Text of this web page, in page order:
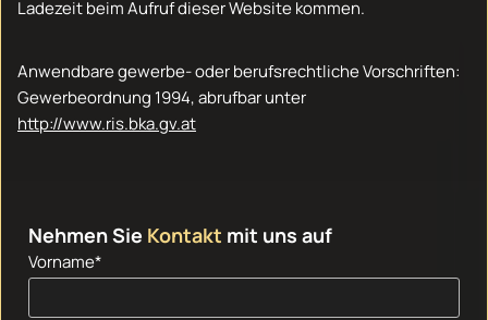
Ladezeit beim Aufruf dieser Website kommen.
Anwendbare gewerbe- oder berufsrechtliche Vorschriften:
Gewerbeordnung 1994, abrufbar unter
http://www.ris.bka.gv.at
Nehmen Sie Kontakt mit uns auf
Vorname*